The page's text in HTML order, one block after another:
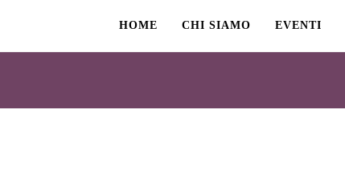
HOME CHI SIAMO EVENTI